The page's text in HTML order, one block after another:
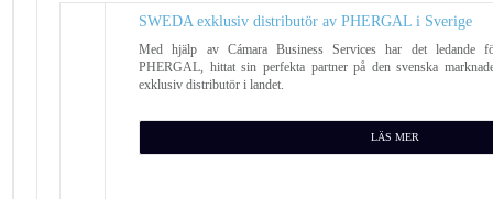
SWEDA exklusiv distributör av PHERGAL i Sverige
Med hjälp av Cámara Business Services har det ledande
PHERGAL, hittat sin perfekta partner på den svenska
exklusiv distributör i landet.
LÄS MER